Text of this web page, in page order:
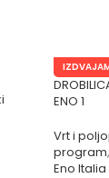
ENO 1
Vrt i
program,
Eno Italia